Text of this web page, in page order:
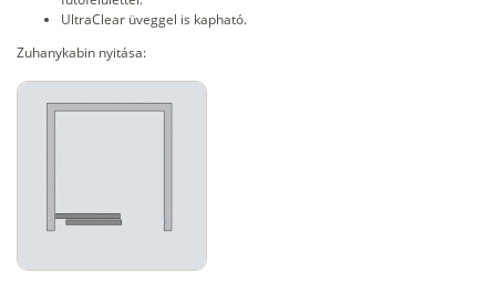
UltraClear üveggel is kapható.
Zuhanykabin nyitása: